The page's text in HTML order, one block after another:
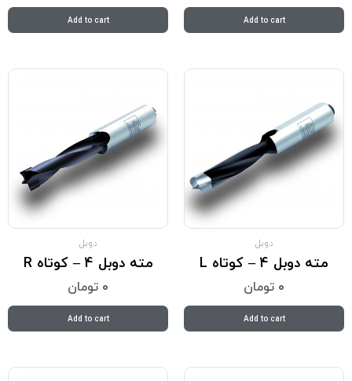
Add to cart
Add to cart
دوبل
مته دوبل 4 – کوتاه L
0 تومان
Add to cart
دوبل
مته دوبل 4 – کوتاه R
0 تومان
Add to cart